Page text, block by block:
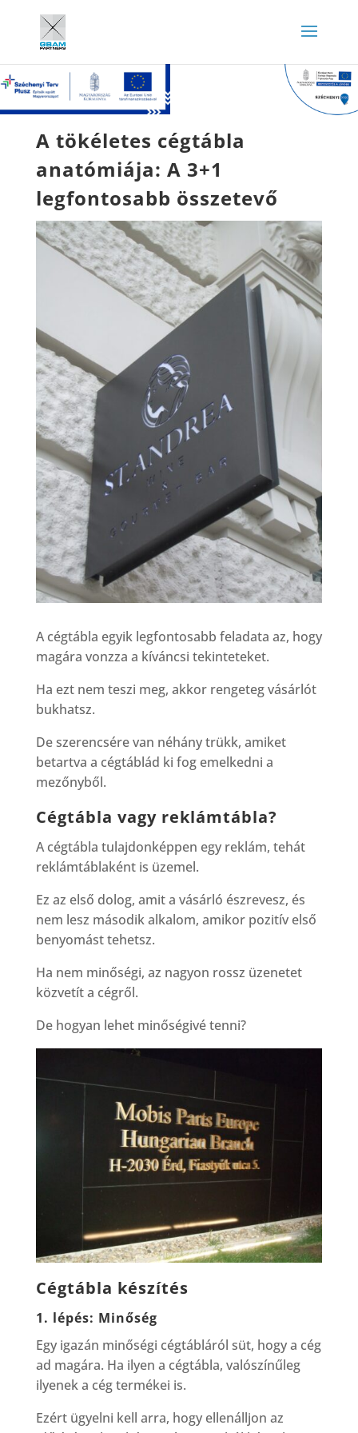
A tökéletes cégtábla
anatómiája: A 3+1
legfontosabb összetevő
A cégtábla egyik legfontosabb feladata az, hogy
magára vonzza a kíváncsi tekinteteket.
Ha ezt nem teszi meg, akkor rengeteg vásárlót
bukhatsz.
De szerencsére van néhány trükk, amiket
betartva a cégtáblád ki fog emelkedni a
mezőnyből.
Cégtábla vagy reklámtábla?
A cégtábla tulajdonképpen egy reklám, tehát
reklámtáblaként is üzemel.
Ez az első dolog, amit a vásárló észrevesz, és
nem lesz második alkalom, amikor pozitív első
benyomást tehetsz.
Ha nem minőségi, az nagyon rossz üzenetet
közvetít a cégről.
De hogyan lehet minőségivé tenni?
Cégtábla készítés
1. lépés: Minőség
Egy igazán minőségi cégtábláról süt, hogy a cég
ad magára. Ha ilyen a cégtábla, valószínűleg
ilyenek a cég termékei is.
Ezért ügyelni kell arra, hogy ellenálljon az